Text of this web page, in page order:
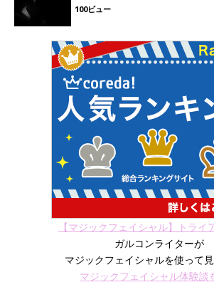
100ビュー
【マジックフェイシャル】トライ
ガルコンライターが
マジックフェイシャルを使って見
マジックフェイシャル体験談